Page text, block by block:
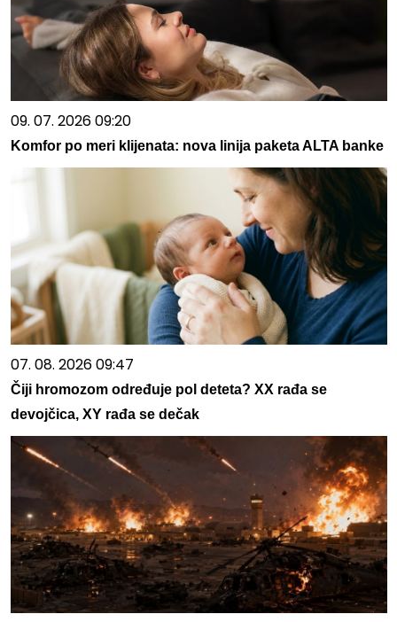
09. 07. 2026 09:20
Komfor po meri klijenata: nova linija paketa ALTA banke
07. 08. 2026 09:47
Čiji hromozom određuje pol deteta? XX rađa se
devojčica, XY rađa se dečak